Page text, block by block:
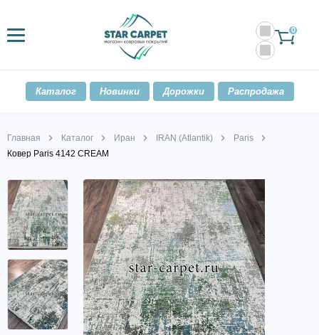
0
Каталог Новинки Дорожки Распродажа
Главная Каталог Иран IRAN (Atlantik)
Paris
Ковер Paris 4142 CREAM